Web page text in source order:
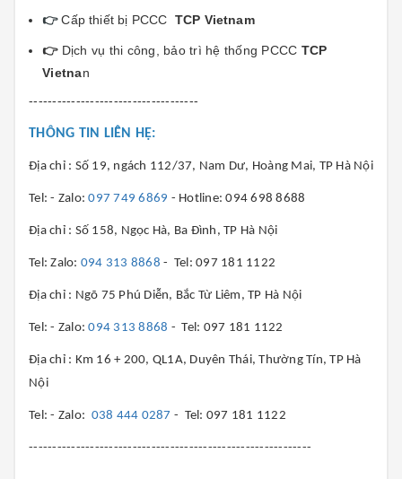
👉Cấp thiết bị PCCC TCP Vietnam
👉 Dịch vụ thi công, bảo trì hệ thống PCCC TCP
Vietnan
------------------------------------
THÔNG TIN LIÊN HỆ:
Địa chỉ : Số 19, ngách 112/37, Nam Dư, Hoàng Mai, TP Hà Nội
Tel: - Zalo:097 749 6869 - Hotline: 094 698 8688
Địa chỉ : Số 158, Ngọc Hà, Ba Đình, TP Hà Nội
Tel: Zalo: 094 313 8868 - Tel: 097 181 1122
Địa chỉ : Ngõ 75 Phú Diễn, Bắc Từ Liêm, TP Hà Nội
Tel: - Zalo:094 313 8868 - Tel: 097 181 1122
Địa chỉ : Km 16 + 200, QL1A, Duyên Thái, Thường Tín, TP Hà
Nội
Tel: - Zalo: 038 444 0287 - Tel: 097 181 1122
------------------------------------------------------------